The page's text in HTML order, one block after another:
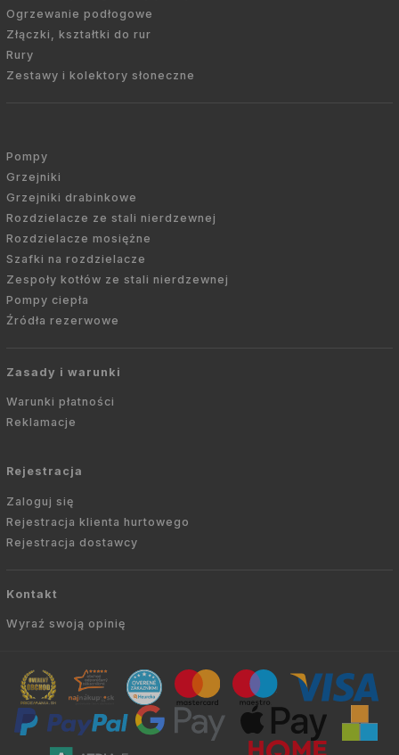
Ogrzewanie podłogowe
Złączki, kształtki do rur
Rury
Zestawy i kolektory słoneczne
Pompy
Grzejniki
Grzejniki drabinkowe
Rozdzielacze ze stali nierdzewnej
Rozdzielacze mosiężne
Szafki na rozdzielacze
Zespoły kotłów ze stali nierdzewnej
Pompy ciepła
Źródła rezerwowe
Zasady i warunki
Warunki płatności
Reklamacje
Rejestracja
Zaloguj się
Rejestracja klienta hurtowego
Rejestracja dostawcy
Kontakt
Wyraź swoją opinię